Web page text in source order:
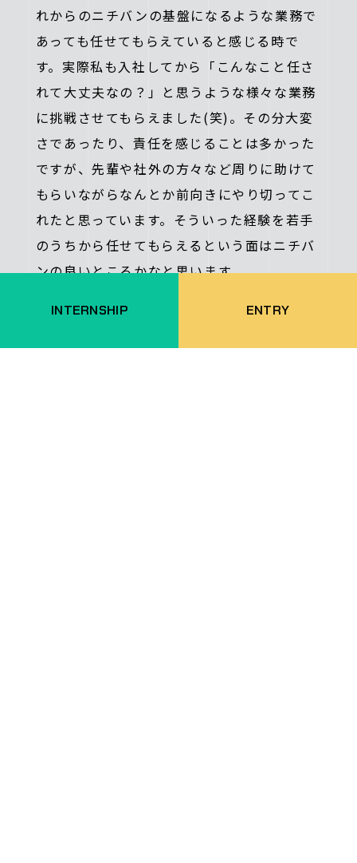
INTERNSHIP ENTRY
れからのニチバンの基盤になるような業務で
あっても任せてもらえていると感じる時で
す。実際私も入社してから「こんなこと任さ
れて大丈夫なの？」と思うような様々な業務
に挑戦させてもらえました(笑)。その分大変
さであったり、責任を感じることは多かった
ですが、先輩や社外の方々など周りに助けて
もらいながらなんとか前向きにやり切ってこ
れたと思っています。そういった経験を若手
のうちから任せてもらえるという面はニチバ
ンの良いところかなと思います。